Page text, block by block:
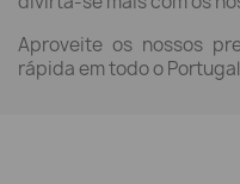
Aproveite os nossos
rápida em todo o